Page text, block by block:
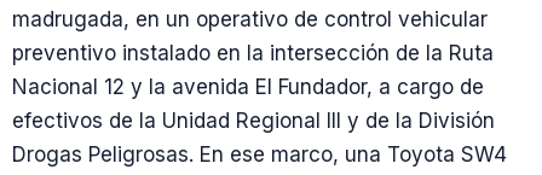
madrugada, en un operativo de control vehicular
preventivo instalado en la intersección de la Ruta
Nacional 12 y la avenida El Fundador, a cargo de
efectivos de la Unidad Regional III y de la División
Drogas Peligrosas. En ese marco, una Toyota SW4